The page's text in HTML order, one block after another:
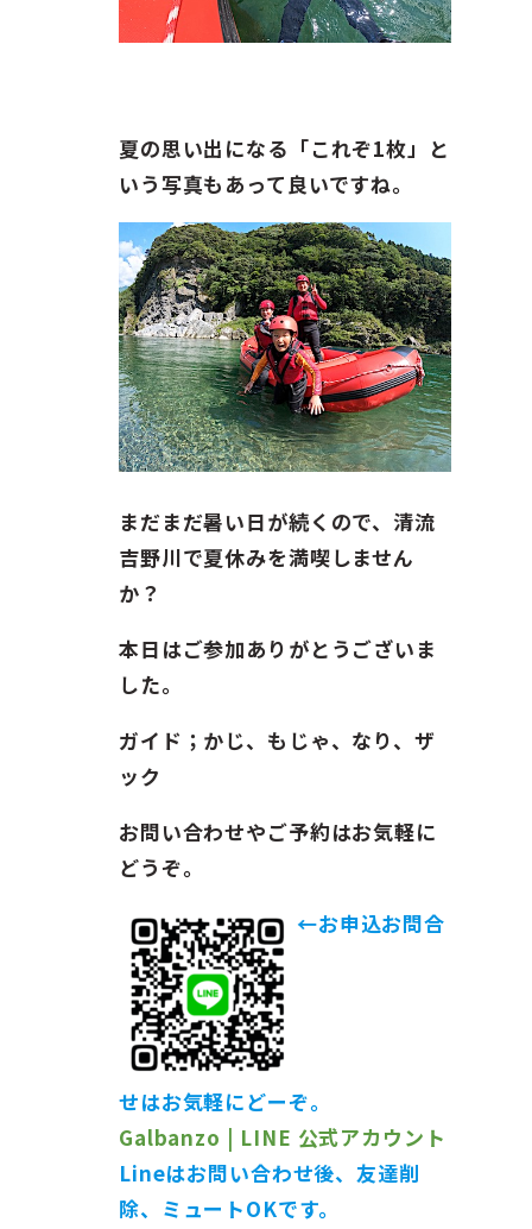
夏の思い出になる「これぞ1枚」と
いう写真もあって良いですね。
まだまだ暑い日が続くので、清流
吉野川で夏休みを満喫しません
か？
本日はご参加ありがとうございま
した。
ガイド；かじ、もじゃ、なり、ザ
ック
お問い合わせやご予約はお気軽に
どうぞ。
←お申込お問合
せはお気軽にどーぞ。
Galbanzo | LINE 公式アカウント
Lineはお問い合わせ後、友達削
除、ミュートOKです。